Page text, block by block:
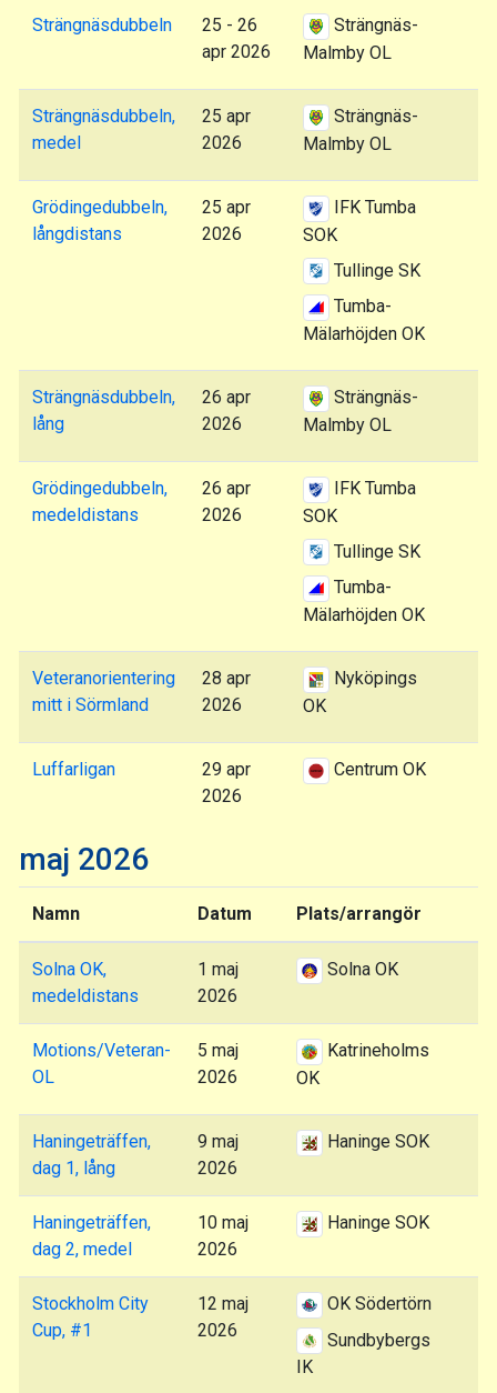
Strängnäsdubbeln
25 - 26
apr 2026
Strängnäs-
Malmby OL
Strängnäsdubbeln,
medel
25 apr
2026
Strängnäs-
Malmby OL
Grödingedubbeln,
långdistans
25 apr
2026
IFK Tumba
SOK
Tullinge SK
Tumba-
Mälarhöjden OK
Strängnäsdubbeln,
lång
26 apr
2026
Strängnäs-
Malmby OL
Grödingedubbeln,
medeldistans
26 apr
2026
IFK Tumba
SOK
Tullinge SK
Tumba-
Mälarhöjden OK
Veteranorientering
mitt i Sörmland
28 apr
2026
Nyköpings
OK
Luffarligan
29 apr
2026
Centrum OK
maj 2026
Namn Datum Plats/arrangör
Solna OK,
medeldistans
1 maj
2026
Solna OK
Motions/Veteran-
OL
5 maj
2026
Katrineholms
OK
Haningeträffen,
dag 1, lång
9 maj
2026
Haninge SOK
Haningeträffen,
dag 2, medel
10 maj
2026
Haninge SOK
Stockholm City
Cup, #1
12 maj
2026
OK Södertörn
Sundbybergs
IK